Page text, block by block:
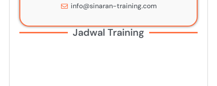
info@sinaran-training.com
Jadwal Training